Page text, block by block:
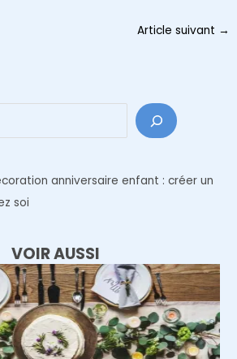
Article suivant →
anniversaire enfant : créer un
soi
VOIR AUSSI